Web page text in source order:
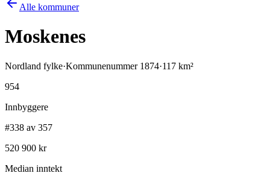
Alle kommuner
Moskenes
Nordland fylke·Kommunenummer 1874·117 km²
954
Innbyggere
#338 av 357
520 900 kr
Median inntekt